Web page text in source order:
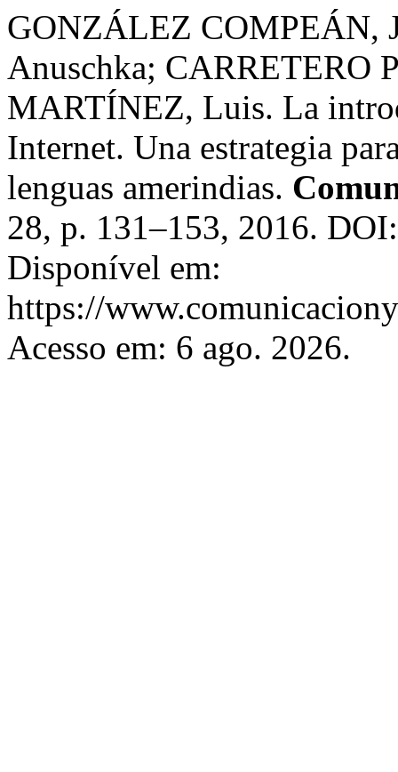
GONZÁLEZ COMPEÁN,
Anuschka; CARRETERO
MARTÍNEZ, Luis. La
Internet. Una estrategia
lenguas amerindias.
28, p. 131–153, 2016.
Disponível em:
https://
Acesso em: 6 ago. 2026.